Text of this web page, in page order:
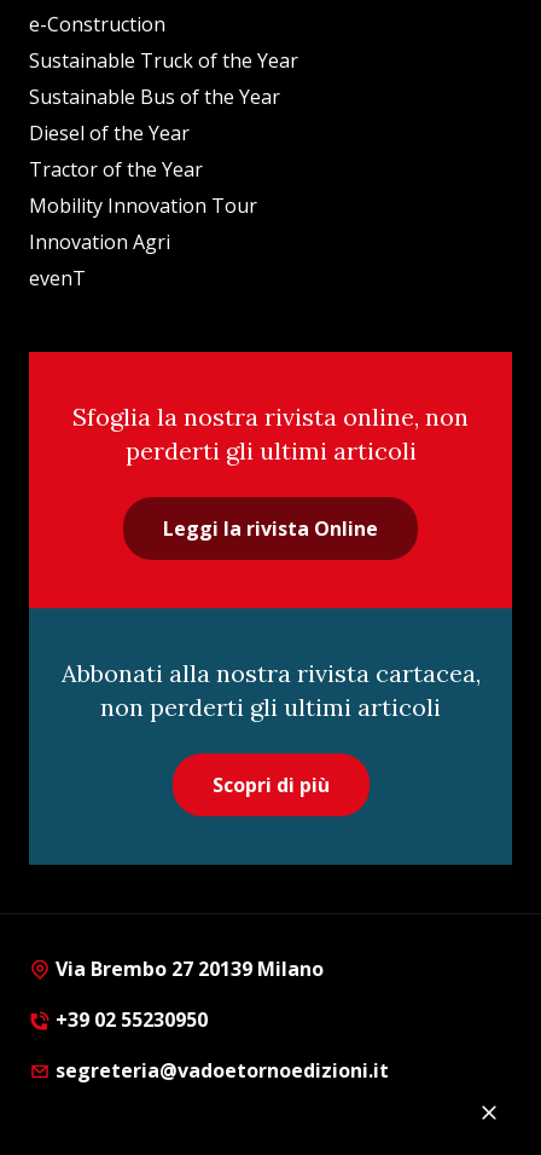
e-Construction
Sustainable Truck of the Year
Sustainable Bus of the Year
Diesel of the Year
Tractor of the Year
Mobility Innovation Tour
Innovation Agri
evenT
Sfoglia la nostra rivista online, non
perderti gli ultimi articoli
Leggi la rivista Online
Abbonati alla nostra rivista cartacea,
non perderti gli ultimi articoli
Scopri di più
Via Brembo 27 20139 Milano
+39 02 55230950
segreteria@vadoetornoedizioni.it